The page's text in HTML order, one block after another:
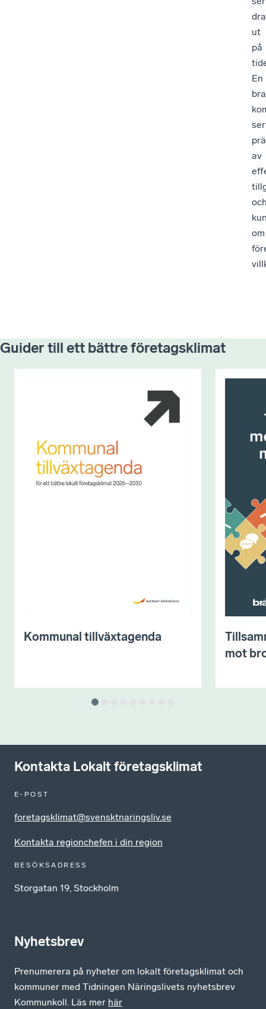
ut
på
En
bra
av
om
Guider till ett bättre företagsklimat
Kommunal tillväxtagenda
mot
Kontakta Lokalt företagsklimat
E-POST
foretagsklimat@svensktnaringsliv.se
Kontakta regionchefen i din region
BESÖKSADRESS
Storgatan 19, Stockholm
Nyhetsbrev
Prenumerera på nyheter om lokalt företagsklimat och
kommuner med Tidningen Näringslivets nyhetsbrev
Kommunkoll. Läs mer här